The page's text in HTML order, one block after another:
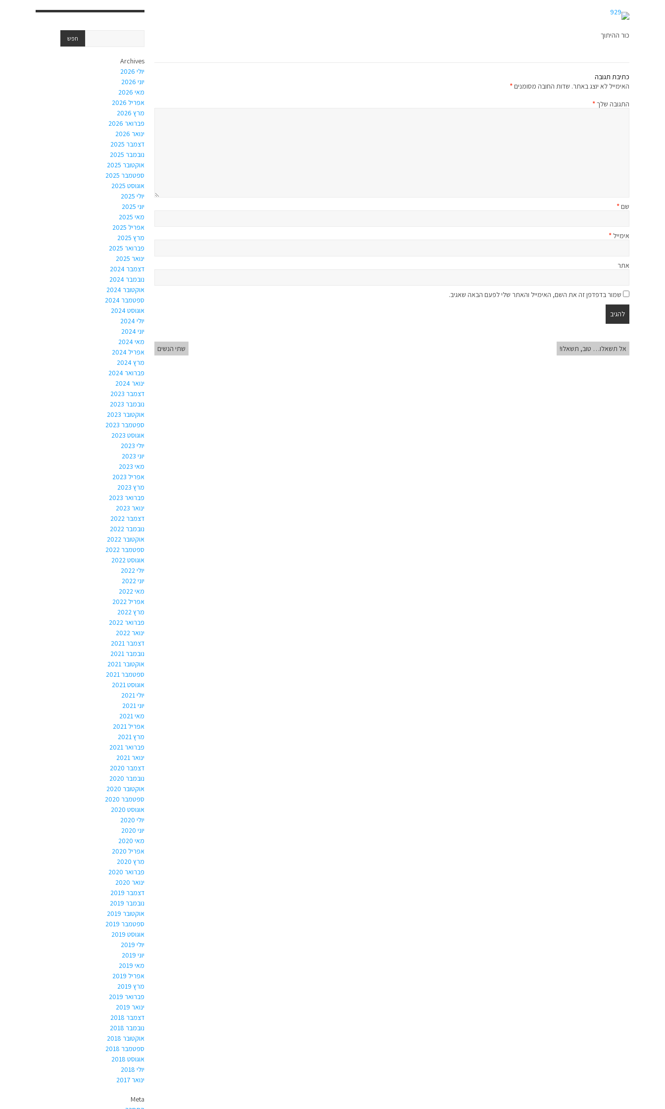
כור ההיתוך
כתיבת תגובה
האימייל לא יוצג באתר. שדות החובה מסומנים*
התגובה שלך*
שם*
אימייל *
אתר
שמור בדפדפן זה את השם, האימייל והאתר שלי לפעם הבאה שאגיב.
אל תשאלו… טוב, תשאלו! שתי הנשים
Archives
יולי 2026
יוני 2026
מאי 2026
אפריל 2026
מרץ 2026
פברואר 2026
ינואר 2026
דצמבר 2025
נובמבר 2025
אוקטובר 2025
ספטמבר 2025
אוגוסט 2025
יולי 2025
יוני 2025
מאי 2025
אפריל 2025
מרץ 2025
פברואר 2025
ינואר 2025
דצמבר 2024
נובמבר 2024
אוקטובר 2024
ספטמבר 2024
אוגוסט 2024
יולי 2024
יוני 2024
מאי 2024
אפריל 2024
מרץ 2024
פברואר 2024
ינואר 2024
דצמבר 2023
נובמבר 2023
אוקטובר 2023
ספטמבר 2023
אוגוסט 2023
יולי 2023
יוני 2023
מאי 2023
אפריל 2023
מרץ 2023
פברואר 2023
ינואר 2023
דצמבר 2022
נובמבר 2022
אוקטובר 2022
ספטמבר 2022
אוגוסט 2022
יולי 2022
יוני 2022
מאי 2022
אפריל 2022
מרץ 2022
פברואר 2022
ינואר 2022
דצמבר 2021
נובמבר 2021
אוקטובר 2021
ספטמבר 2021
אוגוסט 2021
יולי 2021
יוני 2021
מאי 2021
אפריל 2021
מרץ 2021
פברואר 2021
ינואר 2021
דצמבר 2020
נובמבר 2020
אוקטובר 2020
ספטמבר 2020
אוגוסט 2020
יולי 2020
יוני 2020
מאי 2020
אפריל 2020
מרץ 2020
פברואר 2020
ינואר 2020
דצמבר 2019
נובמבר 2019
אוקטובר 2019
ספטמבר 2019
אוגוסט 2019
יולי 2019
יוני 2019
מאי 2019
אפריל 2019
מרץ 2019
פברואר 2019
ינואר 2019
דצמבר 2018
נובמבר 2018
אוקטובר 2018
ספטמבר 2018
אוגוסט 2018
יולי 2018
ינואר 2017
Meta